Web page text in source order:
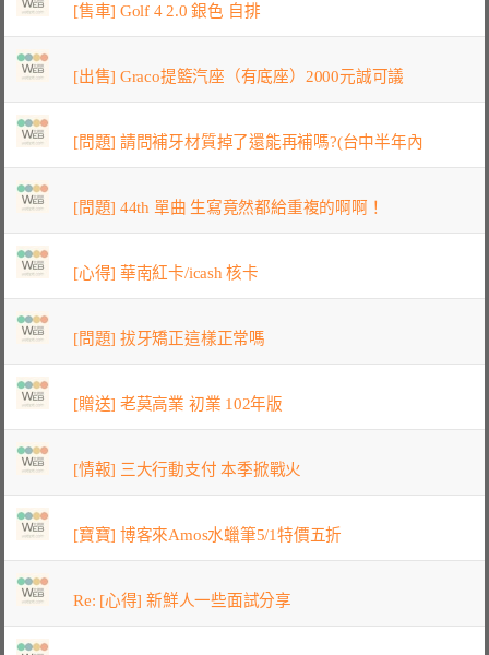
[售車] Golf 4 2.0 銀色 自排
[出售] Graco提籃汽座（有底座）2000元誠可議
[問題] 請問補牙材質掉了還能再補嗎?(台中半年內
[問題] 44th 單曲 生寫竟然都給重複的啊啊！
[心得] 華南紅卡/icash 核卡
[問題] 拔牙矯正這樣正常嗎
[贈送] 老莫高業 初業 102年版
[情報] 三大行動支付 本季掀戰火
[寶寶] 博客來Amos水蠟筆5/1特價五折
Re: [心得] 新鮮人一些面試分享